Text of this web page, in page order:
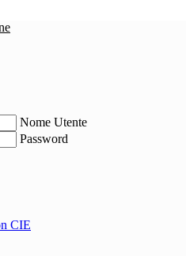
Nome Utente
Password
CIE